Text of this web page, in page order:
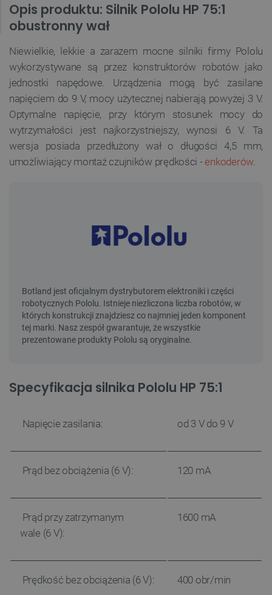
Opis produktu: Silnik Pololu HP 75:1
obustronny wał
Niewielkie, lekkie a zarazem mocne silniki firmy Pololu
wykorzystywane są przez konstruktorów robotów jako
jednostki napędowe. Urządzenia mogą być zasilane
napięciem do 9 V, mocy użytecznej nabierają powyżej 3 V.
Optymalne napięcie, przy którym stosunek mocy do
wytrzymałości jest najkorzystniejszy, wynosi 6 V. Ta
wersja posiada przedłużony wał o długości 4,5 mm,
umożliwiający montaż czujników prędkości -enkoderów.
Specyfikacja silnika Pololu HP 75:1
Napięcie zasilania: od 3 V do 9 V
Prąd bez obciążenia (6 V): 120 mA
Prąd przy zatrzymanym
wale (6 V):
1600 mA
Prędkość bez obciążenia (6 V): 400 obr/min